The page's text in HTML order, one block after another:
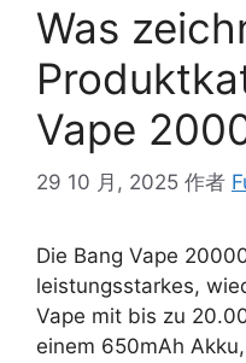
Was
Vape
29 10 月, 2025 作者
Die Bang Vape
leistungsstarkes,
Vape mit bis zu
einem 650mAh